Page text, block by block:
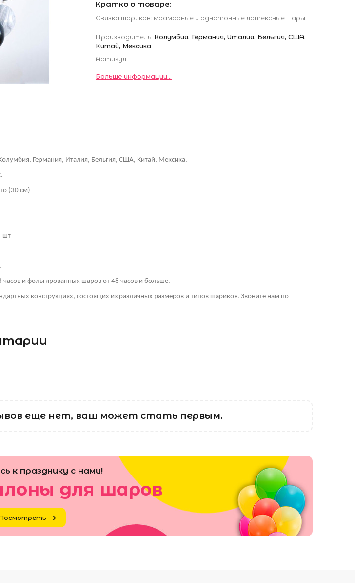
Кратко о товаре:
Связка шариков: мраморные и однотонные латексные шары
Производитель: Колумбия, Германия, Италия, Бельгия, США,
Китай, Мексика
Артикул:
Больше информации...
Германия, Италия, Бельгия, США, Китай, Мексика.
(30 см)
шт
часов и фольгированных шаров от 48 часов и больше.
конструкциях, состоящих из различных размеров и типов шариков. Звоните нам по
еще нет, ваш может стать первым.
к празднику с нами!
для шаров